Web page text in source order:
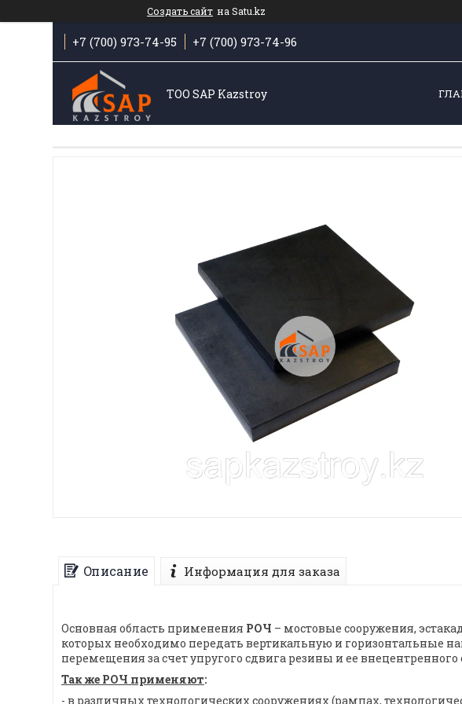
Создать сайт на Satu.kz
+7 (700) 973-74-95 +7 (700) 973-74-96
ТОО SAP Kazstroy
Описание Информация для заказа
Основная область применения РОЧ – мостовые сооружения,
которых необходимо передать вертикальную и горизонтальные
перемещения за счет упругого сдвига резины и ее внецентренного
Так же РОЧ применяют:
- в различных технологических сооружениях (рампах,